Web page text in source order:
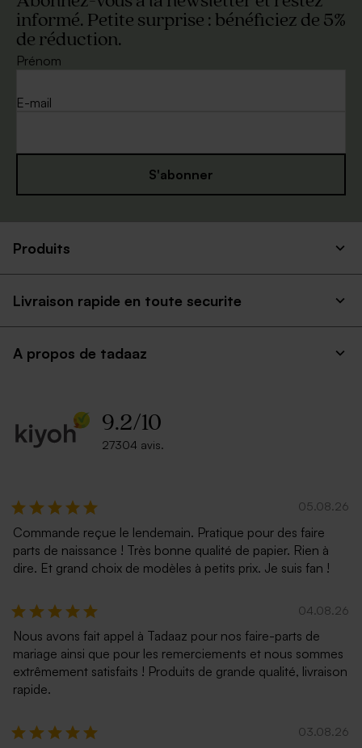
informé. Petite surprise : bénéficiez de 5%
de réduction.
Prénom
E-mail
S'abonner
Produits
Livraison rapide en toute securite
A propos de tadaaz
9.2/10
27304 avis.
05.08.26
Commande reçue le lendemain. Pratique pour des faire
parts de naissance ! Très bonne qualité de papier. Rien à
dire. Et grand choix de modèles à petits prix. Je suis fan !
04.08.26
Nous avons fait appel à Tadaaz pour nos faire-parts de
mariage ainsi que pour les remerciements et nous sommes
extrêmement satisfaits ! Produits de grande qualité, livraison
rapide.
03.08.26